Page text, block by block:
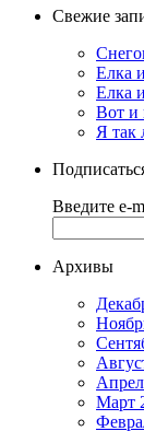
Свежие
Елка
Елка
Вот и
Я
Введите e-
Архивы
Март